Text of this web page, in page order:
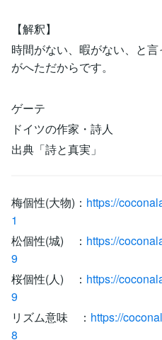
【解釈】
時間がない、暇がない、と
がへただからです。
ゲーテ
ドイツの作家・詩人
出典「詩と真実」
梅個性(大物)： https://
1
松個性(城) ： https://
9
桜個性(人) ： https://
9
リズム意味 ： https://
8